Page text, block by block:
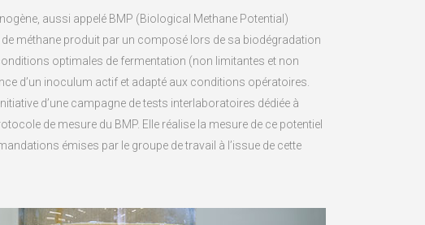
aussi appelé BMP (Biological Methane Potential)
de méthane produit par un composé lors de sa biodégradation
optimales de fermentation (non limitantes et non
d’un inoculum actif et adapté aux conditions opératoires.
d’une campagne de tests interlaboratoires dédiée à
de mesure du BMP. Elle réalise la mesure de ce potentiel
émises par le groupe de travail à l’issue de cette